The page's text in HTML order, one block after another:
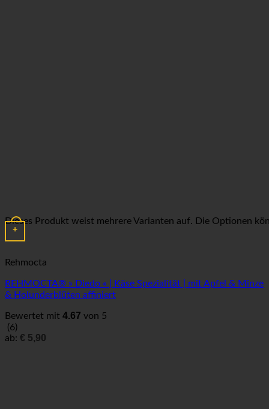
+
Dieses Produkt weist mehrere Varianten auf. Die Optionen
Rehmocta
REHMOCTA® » Diedo « | Käse Spezialität | mit Apfel & Minze
& Holunderblüten affiniert
Bewertet mit 4.67 von 5
(6)
ab: € 5,90